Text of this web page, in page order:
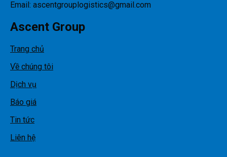
Email: ascentgrouplogistics@gmail.com
Ascent Group
Trang chủ
Về chúng tôi
Dịch vụ
Báo giá
Tin tức
Liên hệ